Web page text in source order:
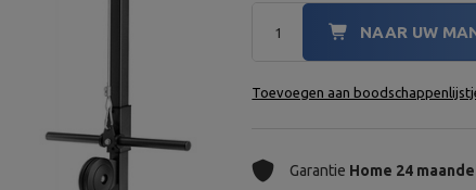
NAAR UW
Toevoegen aan
Garantie Home 24